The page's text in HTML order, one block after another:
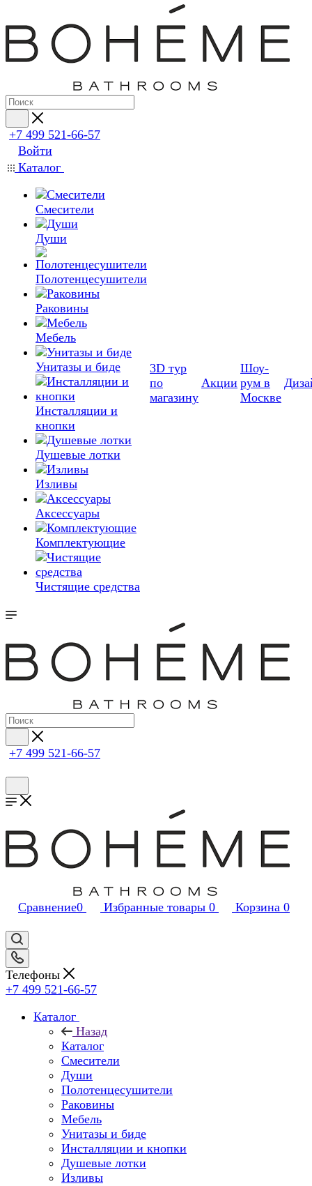
+7 499 521-66-57
Войти
Каталог
Смесители
Души
Полотенцесушители
Раковины
Мебель
Унитазы и биде
Инсталляции и
кнопки
Душевые лотки
Изливы
Аксессуары
Комплектующие
Чистящие средства
3D тур
по
магазину
Акции
Шоу-
рум в
Москве
+7 499 521-66-57
Сравнение0 Избранные товары 0 Корзина 0
Телефоны
+7 499 521-66-57
Каталог
Назад
Каталог
Смесители
Души
Полотенцесушители
Раковины
Мебель
Унитазы и биде
Инсталляции и кнопки
Душевые лотки
Изливы